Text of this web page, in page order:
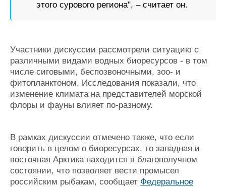
этого сурового региона", – считает он.
Участники дискуссии рассмотрели ситуацию с
различными видами водных биоресурсов - в том
числе сиговыми, беспозвоночными, зоо- и
фитопланктоном. Исследования показали, что
изменение климата на представителей морской
флоры и фауны влияет по-разному.
В рамках дискуссии отмечено также, что если
говорить в целом о биоресурсах, то западная и
восточная Арктика находится в благополучном
состоянии, что позволяет вести промысел
российским рыбакам, сообщает Федеральное